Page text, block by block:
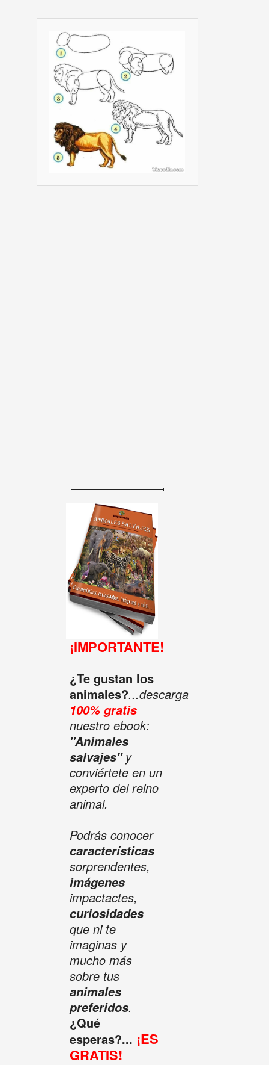
¡IMPORTANTE!
¿Te gustan los
animales?...descarga
100% gratis
nuestro ebook:
"Animales
salvajes"y
conviértete en un
experto del reino
animal.
Podrás conocer
características
sorprendentes,
imágenes
impactactes,
curiosidades
que ni te
imaginas y
mucho más
sobre tus
animales
preferidos.
¿Qué
esperas?... ¡ES
GRATIS!